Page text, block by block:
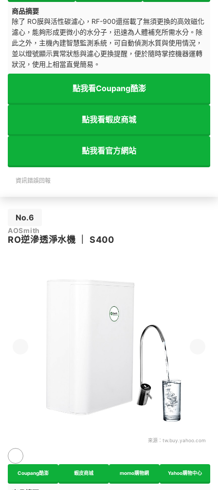
商品摘要
除了 RO膜與活性碳濾心，RF-900還搭載了無須更換的高效磁化
濾心，能夠形成更微小的水分子，迅速為人體補充所需水分。除
此之外，主機內建智慧監測系統，可自動偵測水質與使用情況，
並以燈號顯示異常狀態與濾心更換提醒，便於隨時掌控機器運轉
狀況，使用上相當直覺簡易。
點我看Coupang酷澎
點我看蝦皮商城
點我看官方網站
資訊錯誤回報
No.6
AOSmith
RO逆滲透淨水機 S400
來源： tw.buy.yahoo.com
Coupang酷澎 蝦皮商城 momo購物網 Yahoo購物中心